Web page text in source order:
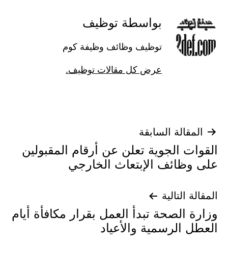
بواسطة توظيف
توظيف وظائف وظيفة كوم
عرض كل مقالات توظيف.
تصفّح
المقالات
المقالة السابقة
القوات الجوية تعلن عن أرقام المقبولين
على وظائف الإبتعاث الخارجي
المقالة التالية
وزارة الصحة تبدأ العمل بقرار مكافأة أيام
العطل الرسمية والأعياد